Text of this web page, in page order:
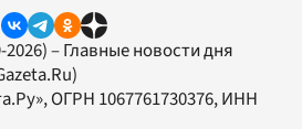
– Главные новости дня
, ОГРН 1067761730376, ИНН